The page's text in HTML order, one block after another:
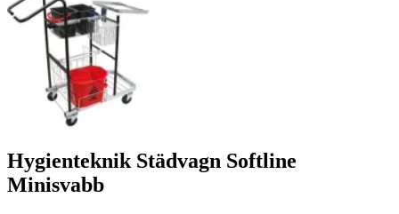
Hygienteknik Städvagn Softline
Minisvabb